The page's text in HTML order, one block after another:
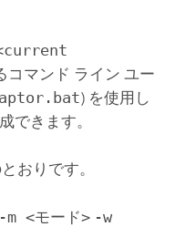
コマンド ライン ユー
) を使用し
できます。
おりです。
-m <モード> -w